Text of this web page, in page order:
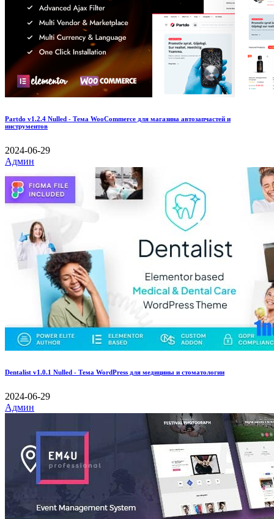
Partdo v1.2.4 Nulled - Тема WooCommerce для магазина автозапчастей и
инструментов
2024-06-29
Админ
Dentalist v1.0.1 Nulled - Тема WordPress для медицины и стоматологии
2024-06-29
Админ